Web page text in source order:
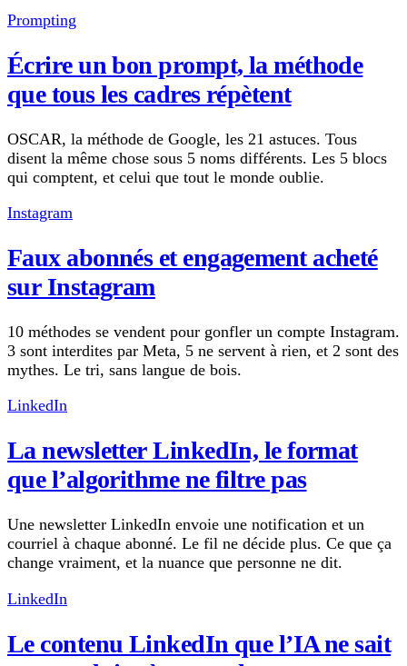
Prompting
Écrire un bon prompt, la méthode
que tous les cadres répètent
OSCAR, la méthode de Google, les 21 astuces. Tous
disent la même chose sous 5 noms différents. Les 5 blocs
qui comptent, et celui que tout le monde oublie.
Instagram
Faux abonnés et engagement acheté
sur Instagram
10 méthodes se vendent pour gonfler un compte Instagram.
3 sont interdites par Meta, 5 ne servent à rien, et 2 sont des
mythes. Le tri, sans langue de bois.
LinkedIn
La newsletter LinkedIn, le format
que l’algorithme ne filtre pas
Une newsletter LinkedIn envoie une notification et un
courriel à chaque abonné. Le fil ne décide plus. Ce que ça
change vraiment, et la nuance que personne ne dit.
LinkedIn
Le contenu LinkedIn que l’IA ne sait